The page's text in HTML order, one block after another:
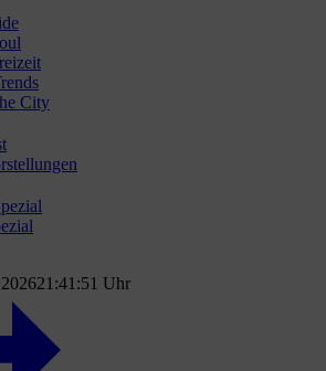
City
21:41:52 Uhr